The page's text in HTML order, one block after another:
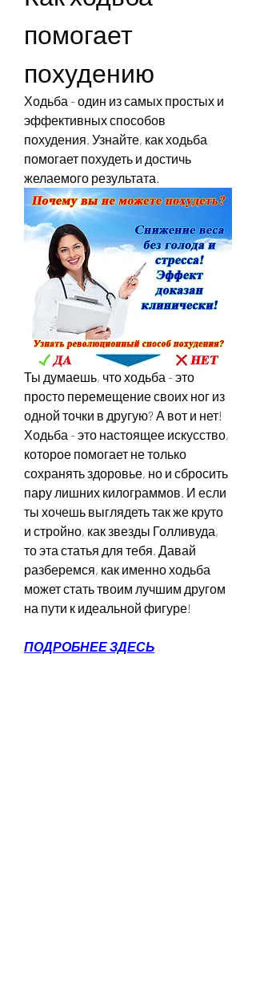
помогает
похудению
Ходьба - один из самых простых и
эффективных способов
похудения. Узнайте, как ходьба
помогает похудеть и достичь
желаемого результата.
Ты думаешь, что ходьба - это
просто перемещение своих ног из
одной точки в другую? А вот и нет!
Ходьба - это настоящее искусство,
которое помогает не только
сохранять здоровье, но и сбросить
пару лишних килограммов. И если
ты хочешь выглядеть так же круто
и стройно, как звезды Голливуда,
то эта статья для тебя. Давай
разберемся, как именно ходьба
может стать твоим лучшим другом
на пути к идеальной фигуре!
ПОДРОБНЕЕ ЗДЕСЬ